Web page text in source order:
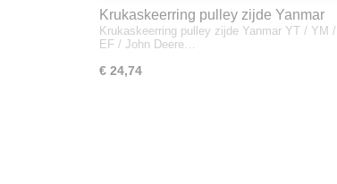
Krukaskeerring pulley zijde Yanmar
YT / YM / EF / John Deere - 119934-
01800
Krukaskeerring pulley zijde Yanmar YT / YM /
EF / John Deere…
€ 24,74